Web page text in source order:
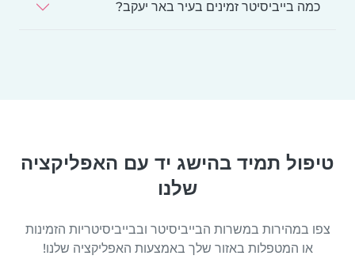
כמה בייביסיטר זמינים בעיר באר יעקב?
טיפול תמיד בהישג יד עם האפליקציה
שלנו
צפו במהירות במשרות הבייביסיטר ובבייביסיטריות הזמינות
או המטפלות באזור שלך באמצעות האפליקציה שלנו!